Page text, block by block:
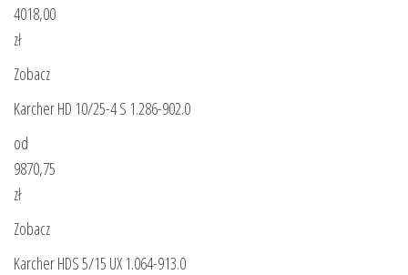
4018,00
zł
Zobacz
Karcher HD 10/25-4 S 1.286-902.0
od
9870,75
zł
Zobacz
Karcher HDS 5/15 UX 1.064-913.0